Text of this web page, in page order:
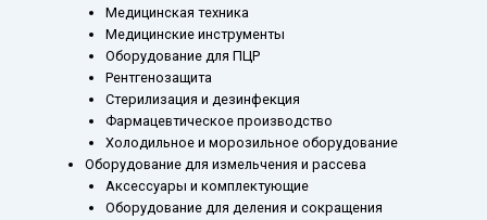
Медицинская техника
Медицинские инструменты
Оборудование для ПЦР
Рентгенозащита
Стерилизация и дезинфекция
Фармацевтическое производство
Холодильное и морозильное оборудование
Оборудование для измельчения и рассева
Аксессуары и комплектующие
Оборудование для деления и сокращения